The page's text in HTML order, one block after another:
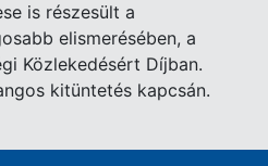
is részesült a
elismerésében, a
Közlekedésért Díjban.
kitüntetés kapcsán.